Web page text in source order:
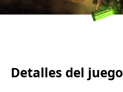
Detalles del juego